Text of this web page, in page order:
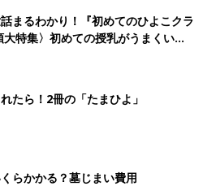
まるわかり！『初めてのひよこクラ
大特集〉初めての授乳がうまくい
ルクの基本と夏のトラブル 解決テ
たら！2冊の「たまひよ」
らかかる？墓じまい費用